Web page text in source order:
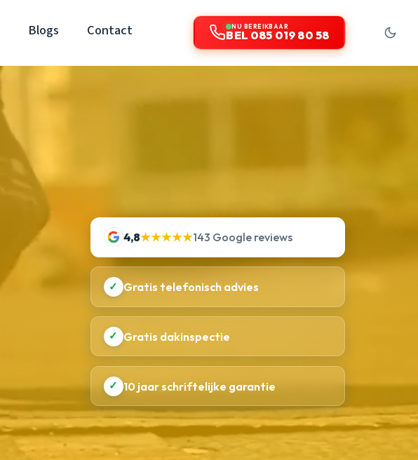
Blogs Contact NU BEREIKBAAR
BEL 085 019 80 58
4,8★★★★★143 Google reviews
✓ Gratis telefonisch advies
✓ Gratis dakinspectie
✓ 10 jaar schriftelijke garantie